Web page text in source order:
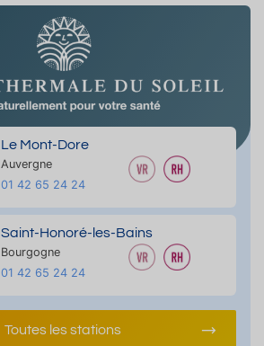
Le Mont-Dore
Auvergne
01 42 65 24 24
Saint-Honoré-les-Bains
Bourgogne
01 42 65 24 24
Toutes les stations